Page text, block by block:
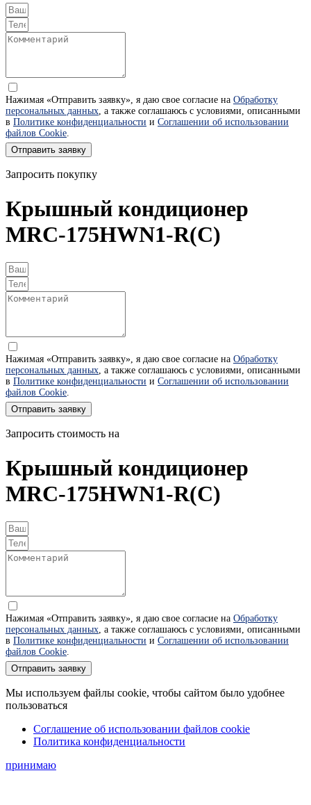
Нажимая «Отправить заявку», я даю свое согласие на Обработку
персональных данных, а также соглашаюсь с условиями, описанными
в Политике конфиденциальности и Соглашении об использовании
файлов Cookie.
Отправить заявку
Запросить покупку
Крышный кондиционер
MRC-175HWN1-R(C)
Нажимая «Отправить заявку», я даю свое согласие на Обработку
персональных данных, а также соглашаюсь с условиями, описанными
в Политике конфиденциальности и Соглашении об использовании
файлов Cookie.
Отправить заявку
Запросить стоимость на
Крышный кондиционер
MRC-175HWN1-R(C)
Нажимая «Отправить заявку», я даю свое согласие на Обработку
персональных данных , а также соглашаюсь с условиями, описанными
в Политике конфиденциальности и Соглашении об использовании
файлов Cookie
Отправить заявку
Мы используем файлы cookie, чтобы сайтом было удобнее
пользоваться
Соглашение об использовании файлов cookie
Политика конфиденциальности
принимаю